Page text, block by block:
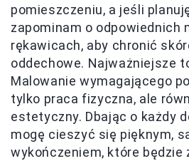
pomieszczeniu, a jeśli
zapominam o odpowiednich
rękawicach, aby chronić
oddechowe. Najważniejsze
Malowanie wymagającego
tylko praca fizyczna, ale
estetyczny. Dbając o każdy
mogę cieszyć się pięknym,
wykończeniem, które będzie